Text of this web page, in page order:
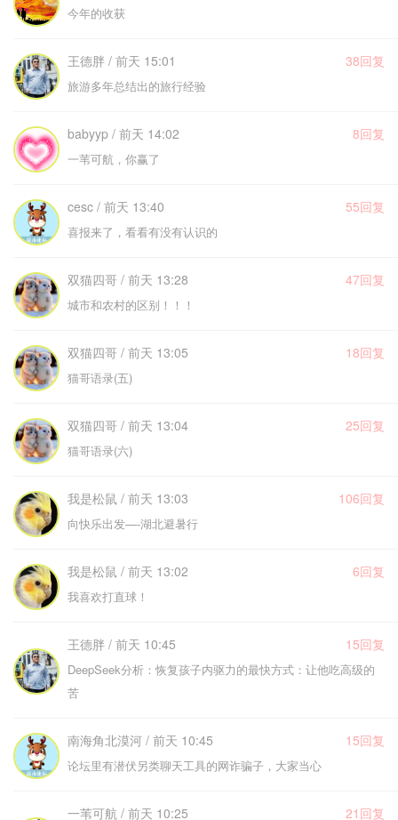
今年的收获
王德胖 / 前天 15:01 38回复
旅游多年总结出的旅行经验
babyyp / 前天 14:02 8回复
一苇可航，你赢了
cesc / 前天 13:40 55回复
喜报来了，看看有没有认识的
双猫四哥 / 前天 13:28 47回复
城市和农村的区别！！！
双猫四哥 / 前天 13:05 18回复
猫哥语录(五)
双猫四哥 / 前天 13:04 25回复
猫哥语录(六)
我是松鼠 / 前天 13:03 106回复
向快乐出发—-湖北避暑行
我是松鼠 / 前天 13:02 6回复
我喜欢打直球！
王德胖 / 前天 10:45 15回复
DeepSeek分析：恢复孩子内驱力的最快方式：让他吃高级的
苦
南海角北漠河 / 前天 10:45 15回复
论坛里有潜伏另类聊天工具的网诈骗子，大家当心
一苇可航 / 前天 10:25 21回复